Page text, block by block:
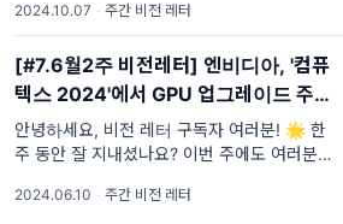
하신 분도 계실 텐데요! 이번 주 비전 레
2024.10.07 · 주간 비전 레터
[#7.6월2주 비전레터] 엔비디아, '컴퓨
텍스 2024'에서 GPU 업그레이드 주기 1
년으로 단축 발표
안녕하세요, 비전 레터 구독자 여러분! 🌟 한
주 동안 잘 지내셨나요? 이번 주에도 여러분과
점 더워지고 있는데, 잘 지내고 계신지
2024.06.10 · 주간 비전 레터